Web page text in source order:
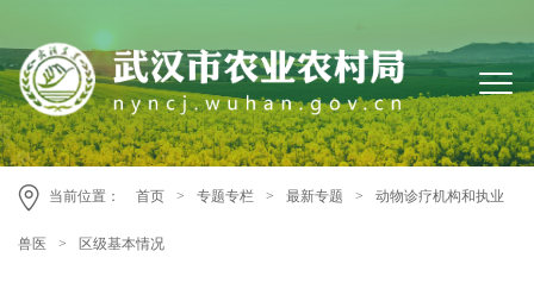
当前位置： 首页 > 专题专栏 > 最新专题 > 动物诊疗机构和执业
兽医 > 区级基本情况